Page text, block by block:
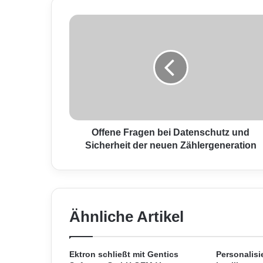
O
a
b
D
a
e
n
Offene Fragen bei Datenschutz und
Sicherheit der neuen Zählergeneration
Ähnliche Artikel
Ektron schließt mit Gentics